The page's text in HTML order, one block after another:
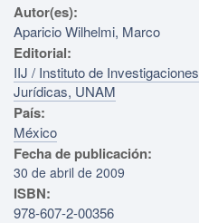
Autor(es):
Aparicio Wilhelmi, Marco
Editorial:
IIJ / Instituto de Investigaciones
Jurídicas, UNAM
País:
México
Fecha de publicación:
30 de abril de 2009
ISBN:
978-607-2-00356